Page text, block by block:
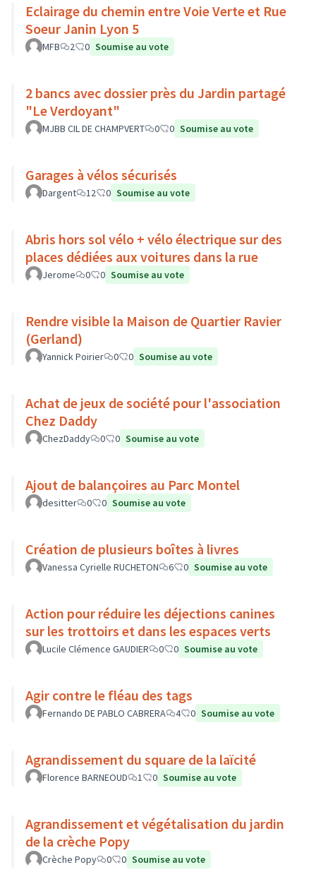
Eclairage du chemin entre Voie Verte et Rue
Soeur Janin Lyon 5
MFB 2 0 Soumise au vote
2 bancs avec dossier près du Jardin partagé
"Le Verdoyant"
MJBB CIL DE CHAMPVERT 0 0 Soumise au vote
Garages à vélos sécurisés
Dargent 12 0 Soumise au vote
Abris hors sol vélo + vélo électrique sur des
places dédiées aux voitures dans la rue
Jerome 0 0 Soumise au vote
Rendre visible la Maison de Quartier Ravier
(Gerland)
Yannick Poirier 0 0 Soumise au vote
Achat de jeux de société pour l'association
Chez Daddy
ChezDaddy 0 0 Soumise au vote
Ajout de balançoires au Parc Montel
desitter 0 0 Soumise au vote
Création de plusieurs boîtes à livres
Vanessa Cyrielle RUCHETON 6 0 Soumise au vote
Action pour réduire les déjections canines
sur les trottoirs et dans les espaces verts
Lucile Clémence GAUDIER 0 0 Soumise au vote
Agir contre le fléau des tags
Fernando DE PABLO CABRERA 4 0 Soumise au vote
Agrandissement du square de la laïcité
Florence BARNEOUD 1 0 Soumise au vote
Agrandissement et végétalisation du jardin
de la crèche Popy
Crèche Popy 0 0 Soumise au vote